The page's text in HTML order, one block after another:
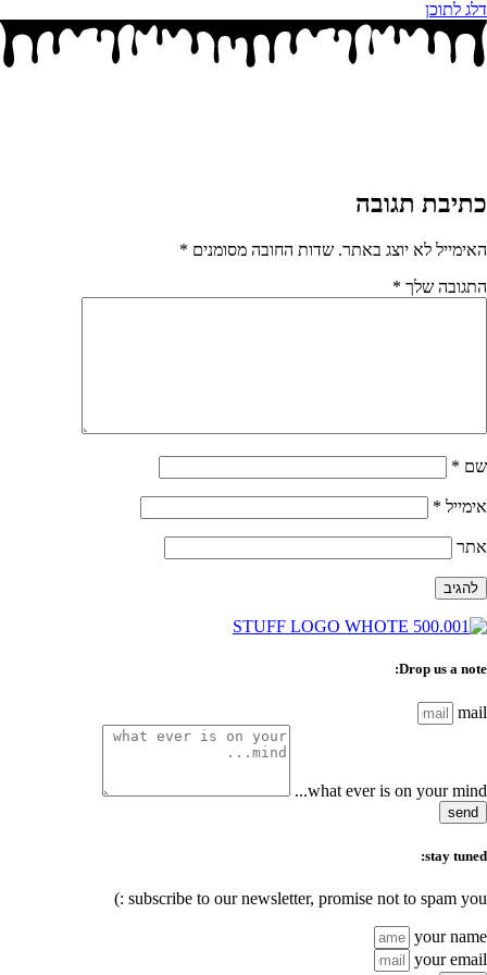
דלג לתוכן
כתיבת תגובה
האימייל לא יוצג באתר. שדות החובה מסומנים *
התגובה שלך *
שם *
אימייל *
אתר
Drop us a note:
mail
what ever is on your mind...
send
stay tuned:
subscribe to our newsletter, promise not to spam you :)
your name
your email